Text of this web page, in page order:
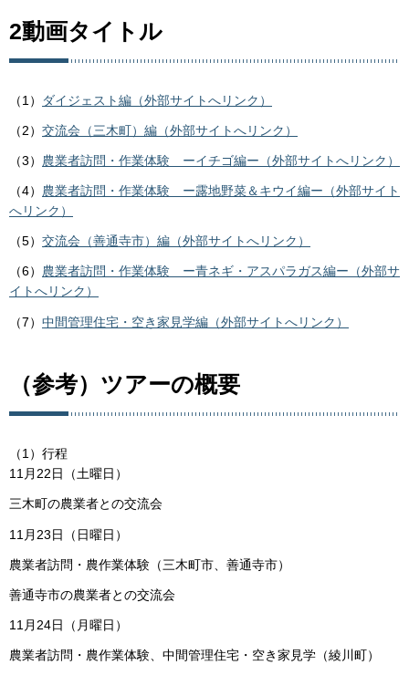
2動画タイトル
（1） ダイジェスト編（外部サイトへリンク）
（2） 交流会（三木町）編（外部サイトへリンク）
（3） 農業者訪問・作業体験 ーイチゴ編ー（外部サイトへリンク）
（4） 農業者訪問・作業体験 ー露地野菜＆キウイ編ー（外部サイト
へリンク）
（5） 交流会（善通寺市）編（外部サイトへリンク）
（6） 農業者訪問・作業体験 ー青ネギ・アスパラガス編ー（外部サ
イトへリンク）
（7） 中間管理住宅・空き家見学編（外部サイトへリンク）
（参考）ツアーの概要
（1）行程
11月22日（土曜日）
三木町の農業者との交流会
11月23日（日曜日）
農業者訪問・農作業体験（三木町市、善通寺市）
善通寺市の農業者との交流会
11月24日（月曜日）
農業者訪問・農作業体験、中間管理住宅・空き家見学（綾川町）